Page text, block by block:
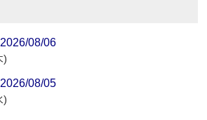
08/06
)
08/05
)